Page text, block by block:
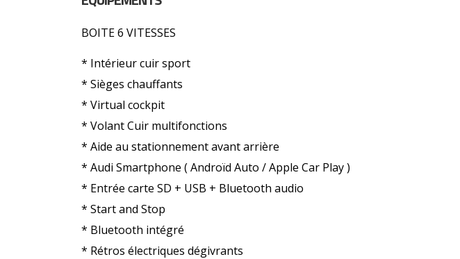
BOITE 6 VITESSES
* Intérieur cuir sport
* Sièges chauffants
* Virtual cockpit
* Volant Cuir multifonctions
* Aide au stationnement avant arrière
* Audi Smartphone ( Androïd Auto / Apple Car Play )
* Entrée carte SD + USB + Bluetooth audio
* Start and Stop
* Bluetooth intégré
* Rétros électriques dégivrants